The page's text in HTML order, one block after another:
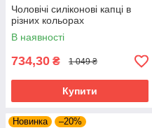
Чоловічі силіконові капці в
різних кольорах
В наявності
734,30 ₴ 1 049 ₴
Купити
Новинка –20%